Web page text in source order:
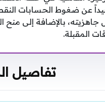
عن ضغوط الحسابات
بالإضافة إلى منح
المقبلة.
تفاصيل